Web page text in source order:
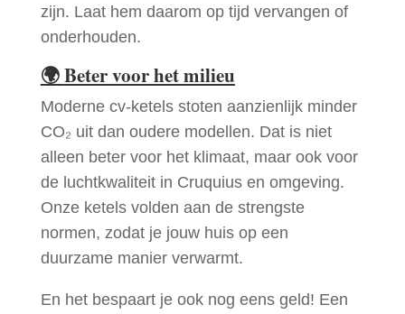
zijn. Laat hem daarom op tijd vervangen of
onderhouden.
🌍Beter voor het milieu
Moderne cv-ketels stoten aanzienlijk minder
CO₂ uit dan oudere modellen. Dat is niet
alleen beter voor het klimaat, maar ook voor
de luchtkwaliteit in Cruquius en omgeving.
Onze ketels volden aan de strengste
normen, zodat je jouw huis op een
duurzame manier verwarmt.
En het bespaart je ook nog eens geld! Een